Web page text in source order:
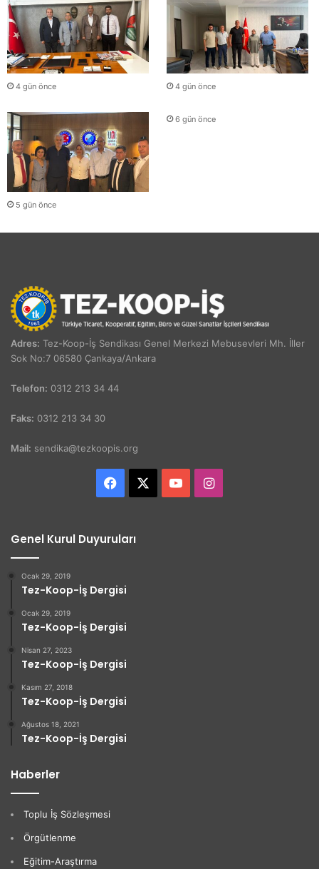
4 gün önce 4 gün önce
5 gün önce
6 gün önce
Adres: Tez-Koop-İş Sendikası Genel Merkezi Mebusevleri Mh. İller
Sok No:7 06580 Çankaya/Ankara
Telefon: 0312 213 34 44
Faks: 0312 213 34 30
Mail: sendika@tezkoopis.org
Facebook YouTubeInstagram
Genel Kurul Duyuruları
Ocak 29, 2019
Tez-Koop-İş Dergisi
Ocak 29, 2019
Tez-Koop-İş Dergisi
Nisan 27, 2023
Tez-Koop-İş Dergisi
Kasım 27, 2018
Tez-Koop-İş Dergisi
Ağustos 18, 2021
Tez-Koop-İş Dergisi
Haberler
Toplu İş Sözleşmesi
Örgütlenme
Eğitim-Araştırma